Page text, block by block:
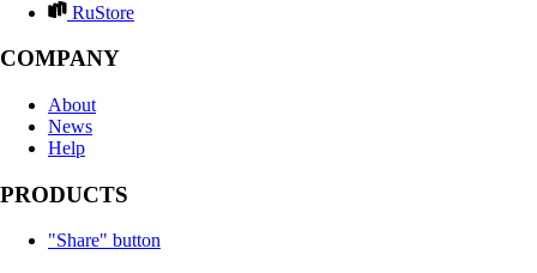
RuStore
COMPANY
About
News
Help
PRODUCTS
"Share" button